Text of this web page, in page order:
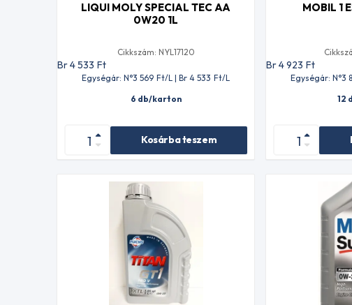
LIQUI MOLY SPECIAL TEC AA
0W20 1L
Cikkszám: NYL17120
Br 4 533 Ft
Egységár: N°3 569 Ft/L | Br 4 533 Ft/L
6 db/karton
Kosárba teszem
MOBIL 1
Br 4 923 Ft
Egységár: N°3
12